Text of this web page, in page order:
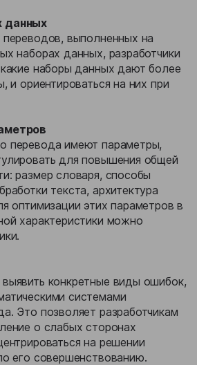
данных
переводов, выполненных на
наборах данных, разработчики
наборы данных дают более
и ориентироваться на них при
перевода имеют параметры,
для повышения общей
размер словаря, способы
текста, архитектура
оптимизации этих параметров в
характеристики можно
конкретные виды ошибок,
системами
Это позволяет разработчикам
о слабых сторонах
на решении
его совершенствованию.